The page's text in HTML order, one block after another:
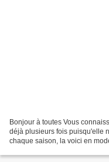
Bonjour à toutes Vous
déjà plusieurs fois puisqu'elle
chaque saison, la voici en